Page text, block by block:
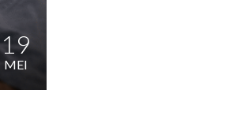
19
MEI